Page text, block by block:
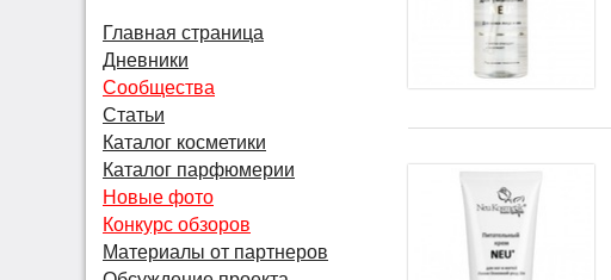
Главная страница
Дневники
Сообщества
Статьи
Каталог косметики
Каталог парфюмерии
Новые фото
Конкурс обзоров
Материалы от партнеров